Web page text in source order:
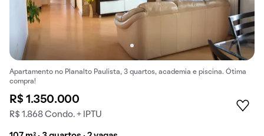
Apartamento no Planalto Paulista, 3 quartos, academia e piscina. Ótima
compra!
R$ 1.350.000
R$ 1.868 Condo. + IPTU